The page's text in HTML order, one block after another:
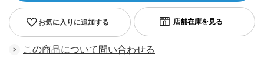
お気に入りに追加する
この商品について問い合わせる